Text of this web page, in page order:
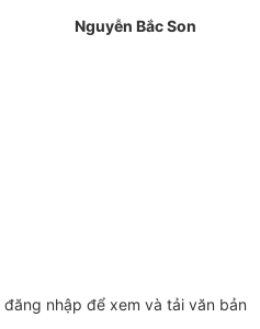
Nguyễn Bắc Son
đăng nhập để xem và tải văn bản